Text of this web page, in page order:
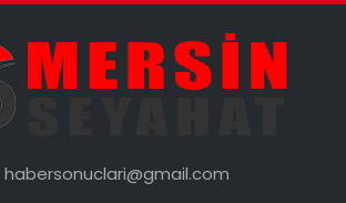
habersonuclari@gmail.com